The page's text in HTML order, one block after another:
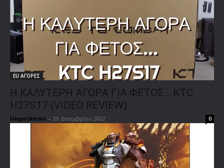
EU ΑΓΟΡΕΣ
Η ΚΑΛΥΤΕΡΗ ΑΓΟΡΑ ΓΙΑ ΦΕΤΟΣ… KTC
H27S17 (VIDEO REVIEW)
Unpackman - 29 Δεκεμβρίου 2022 0